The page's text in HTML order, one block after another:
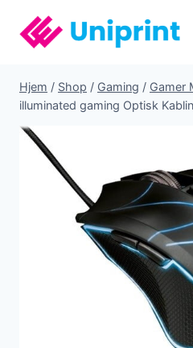
indhold
Hjem / Shop / Gaming / Gamer
illuminated gaming Optisk